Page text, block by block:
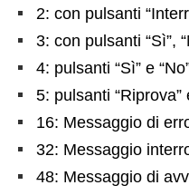
2: con pulsanti
3: con pulsanti “Sì”,
4: pulsanti “Sì” e
5: pulsanti “Riprova”
16: Messaggio di
32: Messaggio
48: Messaggio di